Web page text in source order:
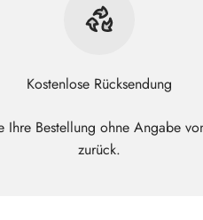
Kostenlose Rücksendung
Ihre Bestellung ohne Angabe
zurück.